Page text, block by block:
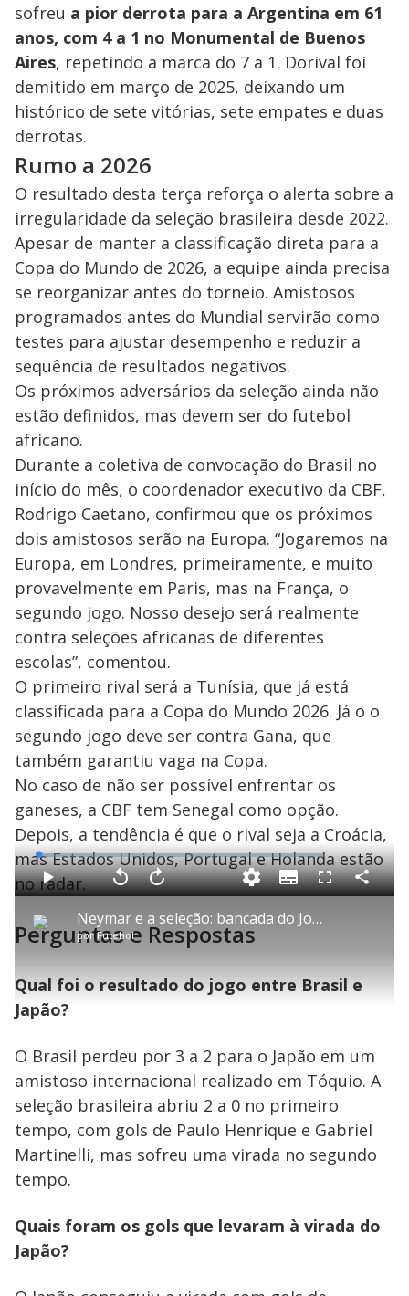
sofreu a pior derrota para a Argentina em 61
anos, com 4 a 1 no Monumental de Buenos
Aires, repetindo a marca do 7 a 1. Dorival foi
demitido em março de 2025, deixando um
histórico de sete vitórias, sete empates e duas
derrotas.
Rumo a 2026
O resultado desta terça reforça o alerta sobre a
irregularidade da seleção brasileira desde 2022.
Apesar de manter a classificação direta para a
Copa do Mundo de 2026, a equipe ainda precisa
se reorganizar antes do torneio. Amistosos
programados antes do Mundial servirão como
testes para ajustar desempenho e reduzir a
sequência de resultados negativos.
Os próximos adversários da seleção ainda não
estão definidos, mas devem ser do futebol
africano.
Durante a coletiva de convocação do Brasil no
início do mês, o coordenador executivo da CBF,
Rodrigo Caetano, confirmou que os próximos
dois amistosos serão na Europa. “Jogaremos na
Europa, em Londres, primeiramente, e muito
provavelmente em Paris, mas na França, o
segundo jogo. Nosso desejo será realmente
contra seleções africanas de diferentes
escolas”, comentou.
O primeiro rival será a Tunísia, que já está
classificada para a Copa do Mundo 2026. Já o o
segundo jogo deve ser contra Gana, que
também garantiu vaga na Copa.
No caso de não ser possível enfrentar os
ganeses, a CBF tem Senegal como opção.
Depois, a tendência é que o rival seja a Croácia,
mas Estados Unidos, Portugal e Holanda estão
no radar.
P
l
a
y
V
d
Neymar e a seleção: bancada do Joga nas 11 discute as possibilidades que envolvem o tema
porFutebol
P V
t
a
r
1
g
u
A
n
ç
a
e
g
M
u
o
L
o
a
d
e
:
1
.
S
u
b
i
t
F C
o
Perguntas e Respostas
Qual foi o resultado do jogo entre Brasil e
Japão?
O Brasil perdeu por 3 a 2 para o Japão em um
amistoso internacional realizado em Tóquio. A
seleção brasileira abriu 2 a 0 no primeiro
tempo, com gols de Paulo Henrique e Gabriel
Martinelli, mas sofreu uma virada no segundo
tempo.
Quais foram os gols que levaram à virada do
Japão?